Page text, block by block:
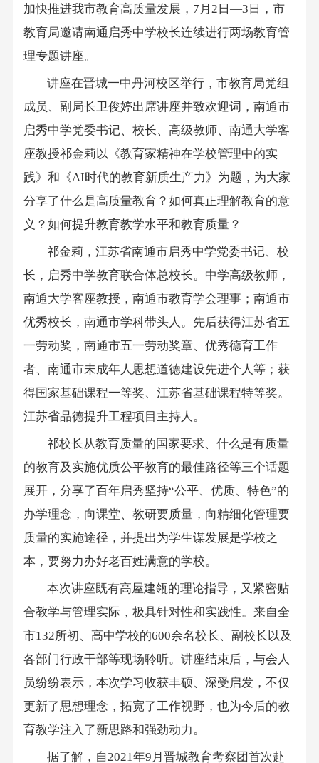
加快推进我市教育高质量发展，7月2日—3日，市
教育局邀请南通启秀中学校长连续进行两场教育管
理专题讲座。
讲座在晋城一中丹河校区举行，市教育局党组
成员、副局长卫俊婷出席讲座并致欢迎词，南通市
启秀中学党委书记、校长、高级教师、南通大学客
座教授祁金莉以《教育家精神在学校管理中的实
践》和《AI时代的教育新质生产力》为题，为大家
分享了什么是高质量教育？如何真正理解教育的意
义？如何提升教育教学水平和教育质量？
祁金莉，江苏省南通市启秀中学党委书记、校
长，启秀中学教育联合体总校长。中学高级教师，
南通大学客座教授，南通市教育学会理事；南通市
优秀校长，南通市学科带头人。先后获得江苏省五
一劳动奖，南通市五一劳动奖章、优秀德育工作
者、南通市未成年人思想道德建设先进个人等；获
得国家基础课程一等奖、江苏省基础课程特等奖。
江苏省品德提升工程项目主持人。
祁校长从教育质量的国家要求、什么是有质量
的教育及实施优质公平教育的最佳路径等三个话题
展开，分享了百年启秀坚持“公平、优质、特色”的
办学理念，向课堂、教研要质量，向精细化管理要
质量的实施途径，并提出为学生谋发展是学校之
本，要努力办好老百姓满意的学校。
本次讲座既有高屋建瓴的理论指导，又紧密贴
合教学与管理实际，极具针对性和实践性。来自全
市132所初、高中学校的600余名校长、副校长以及
各部门行政干部等现场聆听。讲座结束后，与会人
员纷纷表示，本次学习收获丰硕、深受启发，不仅
更新了思想理念，拓宽了工作视野，也为今后的教
育教学注入了新思路和强劲动力。
据了解，自2021年9月晋城教育考察团首次赴